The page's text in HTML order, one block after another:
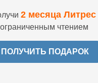
2 месяца
чтением
ПОЛУЧИТЬ ПОДАРОК